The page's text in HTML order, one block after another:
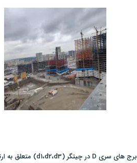
برج های سری D در چیتگر (d1،d2،d3) متعلق به ارتش